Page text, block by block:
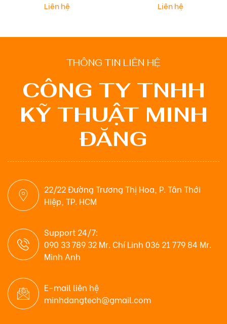
Liên hệ Liên hệ
THÔNG TIN LIÊN HỆ
CÔNG TY TNHH
KỸ THUẬT MINH
ĐĂNG
22/22 Đường Trương Thị Hoa, P. Tân Thới
Hiệp, TP. HCM
Support 24/7:
090 33 789 32 Mr. Chí Linh 036 21 779 84 Mr.
Minh Anh
E-mail liên hệ
minhdangtech@gmail.com